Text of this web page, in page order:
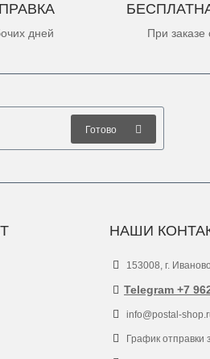
дней При заказе
Готово
НАШИ
153008, г.
Telegram +7
info@postal-
График отправки